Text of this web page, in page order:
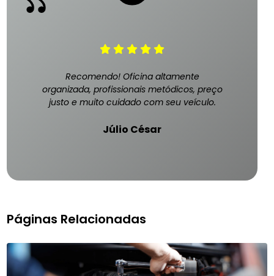
Recomendo! Oficina altamente
organizada, profissionais metódicos, preço
justo e muito cuidado com seu veículo.
Júlio César
Páginas Relacionadas